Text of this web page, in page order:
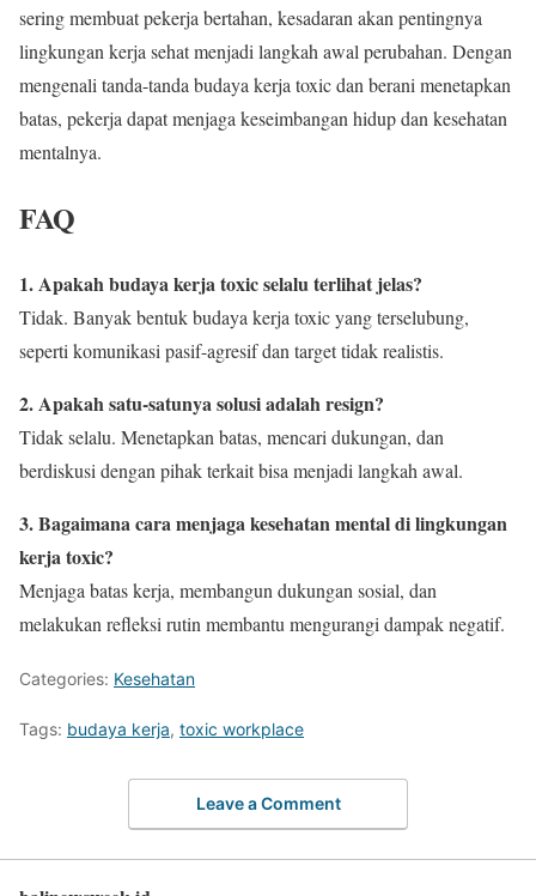
sering membuat pekerja bertahan, kesadaran akan pentingnya
lingkungan kerja sehat menjadi langkah awal perubahan. Dengan
mengenali tanda-tanda budaya kerja toxic dan berani menetapkan
batas, pekerja dapat menjaga keseimbangan hidup dan kesehatan
mentalnya.
FAQ
1. Apakah budaya kerja toxic selalu terlihat jelas?
Tidak. Banyak bentuk budaya kerja toxic yang terselubung,
seperti komunikasi pasif-agresif dan target tidak realistis.
2. Apakah satu-satunya solusi adalah resign?
Tidak selalu. Menetapkan batas, mencari dukungan, dan
berdiskusi dengan pihak terkait bisa menjadi langkah awal.
3. Bagaimana cara menjaga kesehatan mental di lingkungan
kerja toxic?
Menjaga batas kerja, membangun dukungan sosial, dan
melakukan refleksi rutin membantu mengurangi dampak negatif.
Categories: Kesehatan
Tags: budaya kerja, toxic workplace
Leave a Comment